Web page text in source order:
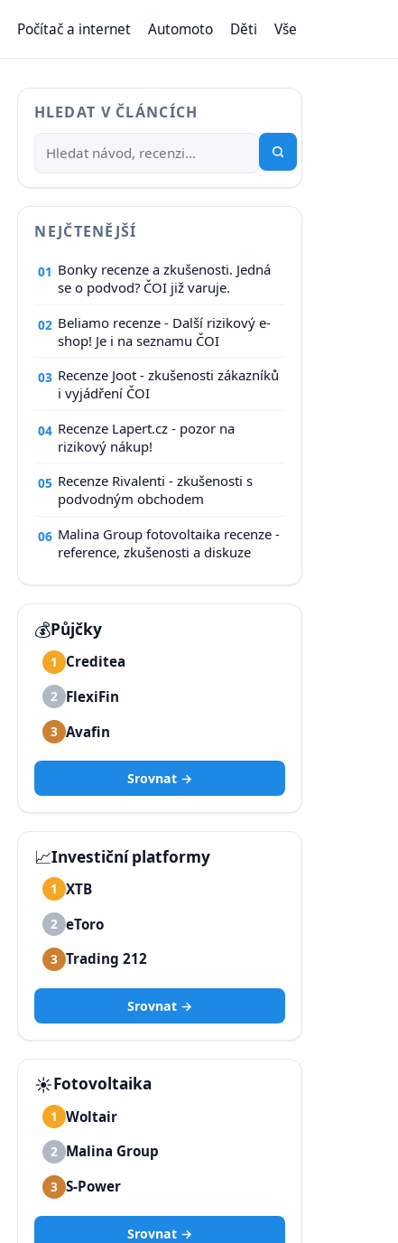
Počítač a internet Automoto Děti Vše
HLEDAT V ČLÁNCÍCH
NEJČTENĚJŠÍ
01 Bonky recenze a zkušenosti. Jedná
se o podvod? ČOI již varuje.
02 Beliamo recenze - Další rizikový e-
shop! Je i na seznamu ČOI
03 Recenze Joot - zkušenosti zákazníků
i vyjádření ČOI
04 Recenze Lapert.cz - pozor na
rizikový nákup!
05 Recenze Rivalenti - zkušenosti s
podvodným obchodem
06 Malina Group fotovoltaika recenze -
reference, zkušenosti a diskuze
💰Půjčky
1 Creditea
2 FlexiFin
3 Avafin
Srovnat →
📈Investiční platformy
1 XTB
2 eToro
3 Trading 212
Srovnat →
☀️Fotovoltaika
1 Woltair
2 Malina Group
3 S-Power
Srovnat →